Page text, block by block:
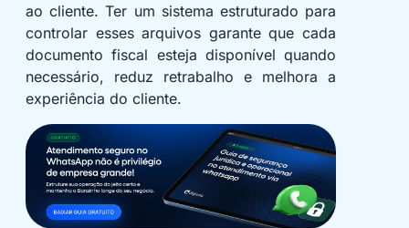
ao cliente. Ter um sistema estruturado para
controlar esses arquivos garante que cada
documento fiscal esteja disponível quando
necessário, reduz retrabalho e melhora a
experiência do cliente.